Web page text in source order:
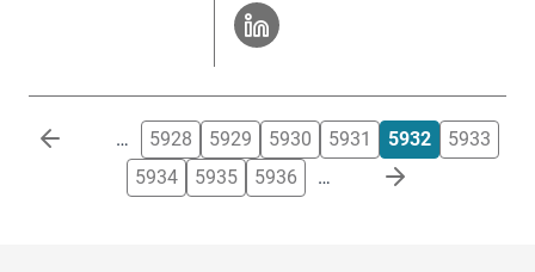
Paginación … 5928 5929 5930 5931 5932
5933
5934
5935 5936 …